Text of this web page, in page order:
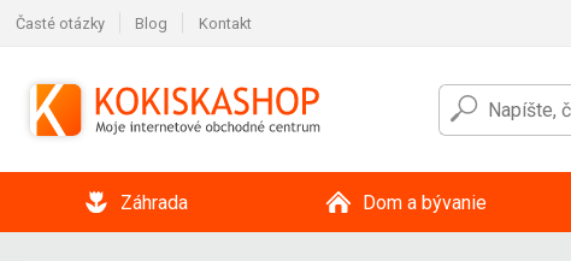
Časté otázky Blog Kontakt
Záhrada Dom a bývanie